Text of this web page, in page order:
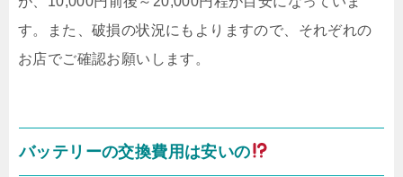
す。また、破損の状況にもよりますので、それぞれの
お店でご確認お願いします。
バッテリーの交換費用は安いの